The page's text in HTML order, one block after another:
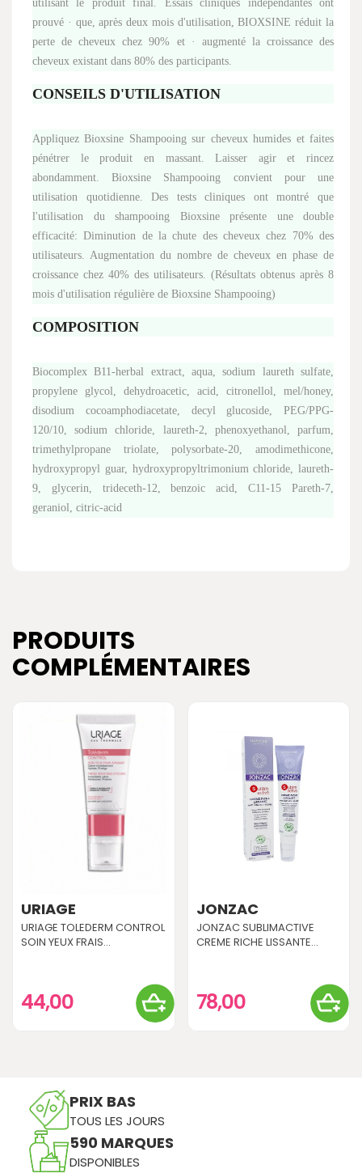
utilisant le produit final. Essais cliniques indépendantes ont
prouvé · que, après deux mois d'utilisation, BIOXSINE réduit la
perte de cheveux chez 90% et · augmenté la croissance des
cheveux existant dans 80% des participants.
CONSEILS D'UTILISATION
Appliquez Bioxsine Shampooing sur cheveux humides et faites
pénétrer le produit en massant. Laisser agir et rincez
abondamment. Bioxsine Shampooing convient pour une
utilisation quotidienne. Des tests cliniques ont montré que
l'utilisation du shampooing Bioxsine présente une double
efficacité: Diminution de la chute des cheveux chez 70% des
utilisateurs. Augmentation du nombre de cheveux en phase de
croissance chez 40% des utilisateurs. (Résultats obtenus après 8
mois d'utilisation régulière de Bioxsine Shampooing)
COMPOSITION
Biocomplex B11-herbal extract, aqua, sodium laureth sulfate,
propylene glycol, dehydroacetic, acid, citronellol, mel/honey,
disodium cocoamphodiacetate, decyl glucoside, PEG/PPG-
120/10, sodium chloride, laureth-2, phenoxyethanol, parfum,
trimethylpropane triolate, polysorbate-20, amodimethicone,
hydroxypropyl guar, hydroxypropyltrimonium chloride, laureth-
9, glycerin, trideceth-12, benzoic acid, C11-15 Pareth-7,
geraniol, citric-acid
PRODUITS
COMPLÉMENTAIRES
URIAGE
URIAGE TOLEDERM CONTROL
SOIN YEUX FRAIS...
44,00
JONZAC
JONZAC SUBLIMACTIVE
CREME RICHE LISSANTE...
78,00
PRIX BAS
TOUS LES JOURS
590 MARQUES
DISPONIBLES